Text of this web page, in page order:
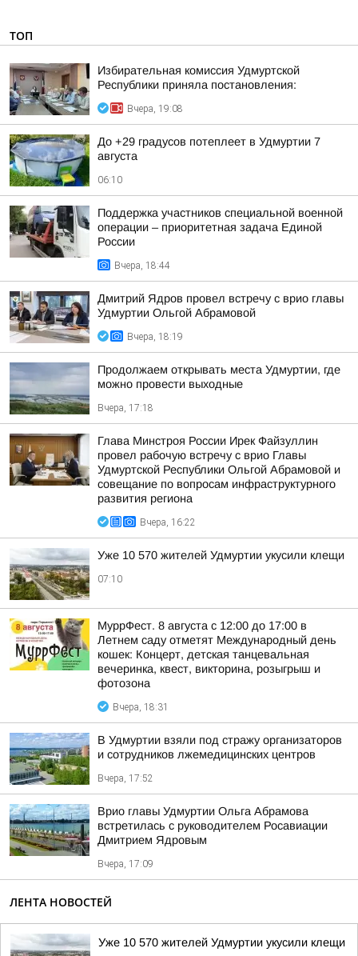
ТОП
Избирательная комиссия Удмуртской
Республики приняла постановления:
Вчера, 19:08
До +29 градусов потеплеет в Удмуртии 7
августа
06:10
Поддержка участников специальной военной
операции – приоритетная задача Единой
России
Вчера, 18:44
Дмитрий Ядров провел встречу с врио главы
Удмуртии Ольгой Абрамовой
Вчера, 18:19
Продолжаем открывать места Удмуртии, где
можно провести выходные
Вчера, 17:18
Глава Минстроя России Ирек Файзуллин
провел рабочую встречу с врио Главы
Удмуртской Республики Ольгой Абрамовой и
совещание по вопросам инфраструктурного
развития региона
Вчера, 16:22
Уже 10 570 жителей Удмуртии укусили клещи
07:10
МуррФест. 8 августа с 12:00 до 17:00 в
Летнем саду отметят Международный день
кошек: Концерт, детская танцевальная
вечеринка, квест, викторина, розыгрыш и
фотозона
Вчера, 18:31
В Удмуртии взяли под стражу организаторов
и сотрудников лжемедицинских центров
Вчера, 17:52
Врио главы Удмуртии Ольга Абрамова
встретилась с руководителем Росавиации
Дмитрием Ядровым
Вчера, 17:09
ЛЕНТА НОВОСТЕЙ
Уже 10 570 жителей Удмуртии укусили клещи